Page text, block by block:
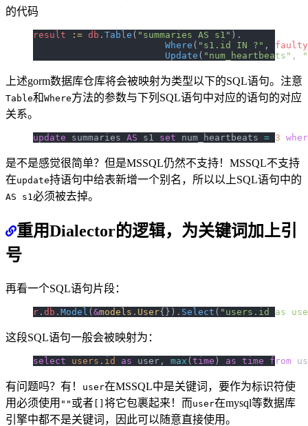
的代码
result := db . Table ( "summaries AS s1" ).
			Where
( "s1.id IN ?" ,
			Update
( "num_heartbeats" ,
上述gorm数据库仓库将会被映射为类型以下的SQL语句。注意
Table和Where方法的参数与下列SQL语句中对应的语句的对应
关系。
update summaries AS s1 set num_heartbeats = 3
是不是感觉很简单？但是MSSQL仍然不支持！MSSQL不支持
在update持语句中给表新增一个别名，所以以上SQL语句中的
AS s1 必须被去掉。
重用Dialector的逻辑，为关键词加上引
号
再看一个SQL语句片段：
r . db . Model (&models . User{}). Select ( "users.id as
这段SQL语句一般会被映射为：
select users . id as user, max (time ) as time from
有问题吗？有！ user在MSSQL中是关键词，要作为标识符使
用必须使用 "" 或者 [] 将它包裹起来！而user在mysql等数据库
引擎中都不是关键词，因此可以随意直接使用。